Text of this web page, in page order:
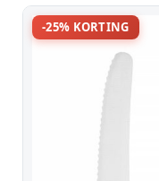
-25% KORTING